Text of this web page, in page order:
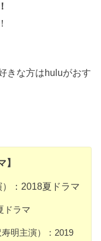
きな方はhuluがおす
】
：2018夏ドラマ
ドラマ
寿明主演）：2019